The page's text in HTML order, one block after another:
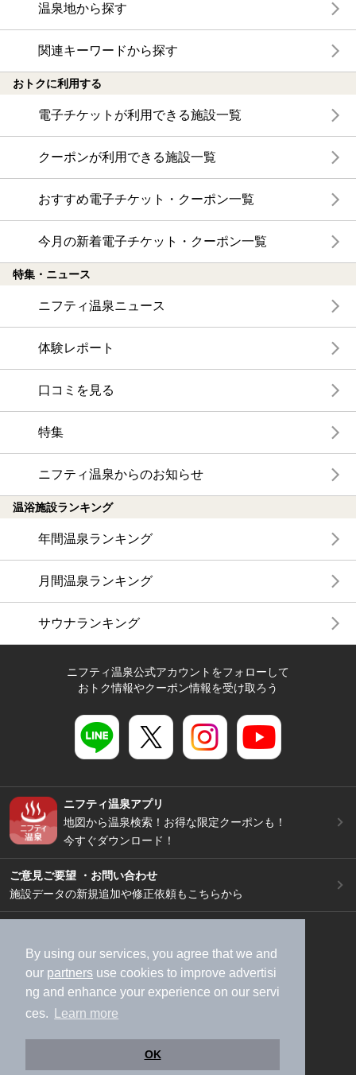
By using our services, you agree that we and
our partners use cookies to improve advertisi
ng and enhance your experience on our servi
ces.
Learn more
OK
温泉地から探す
関連キーワードから探す
おトクに利用する
電子チケットが利用できる施設一覧
クーポンが利用できる施設一覧
おすすめ電子チケット・クーポン一覧
今月の新着電子チケット・クーポン一覧
特集・ニュース
ニフティ温泉ニュース
体験レポート
口コミを見る
特集
ニフティ温泉からのお知らせ
温浴施設ランキング
年間温泉ランキング
月間温泉ランキング
サウナランキング
ニフティ温泉公式アカウントをフォローして
おトク情報やクーポン情報を受け取ろう
ニフティ温泉アプリ
地図から温泉検索！お得な限定クーポンも！
今すぐダウンロード！
ご意見ご要望 ・お問い合わせ
施設データの新規追加や修正依頼もこちらから
加盟店募集（資料請求）
広告出稿のご案内
利用規約
ライフスタイルMEMBERS+規約
特定商取引法に基づく表記
ヘルプ
採用情報
運営会社